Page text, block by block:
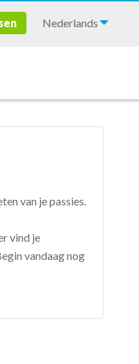
Nederlands
van je passies.
vind je
vandaag nog